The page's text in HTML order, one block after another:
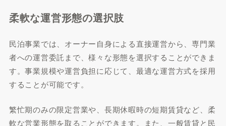
柔軟な運営形態の選択肢
民泊事業では、オーナー自身による直接運営から、専門業
者への運営委託まで、様々な形態を選択することができま
す。事業規模や運営負担に応じて、最適な運営方式を採用
することが可能です。
繁忙期のみの限定営業や、長期休暇時の短期賃貸など、柔
軟な営業形態を取ることができます。また、一般賃貸と民